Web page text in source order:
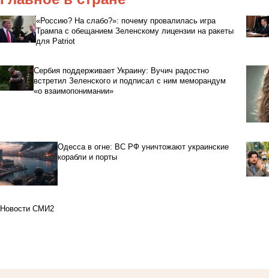
«Россию? На слабо?»: почему провалилась игра
Трампа с обещанием Зеленскому лицензии на ракеты
для Patriot
Сербия поддерживает Украину: Вучич радостно
встретил Зеленского и подписал с ним меморандум
«о взаимопонимании»
Одесса в огне: ВС РФ уничтожают украинские
корабли и порты
Новости СМИ2